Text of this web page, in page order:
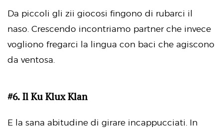
Da piccoli gli zii giocosi fingono di rubarci il
naso. Crescendo incontriamo partner che invece
vogliono fregarci la lingua con baci che agiscono
da ventosa.
#6. Il Ku Klux Klan
E la sana abitudine di girare incappucciati. In